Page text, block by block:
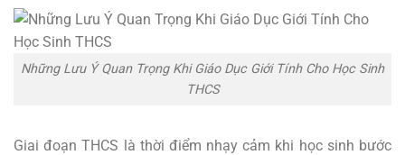
Những Lưu Ý Quan Trọng Khi Giáo Dục Giới Tính Cho Học Sinh
THCS
Giai đoạn THCS là thời điểm nhạy cảm khi học sinh bước